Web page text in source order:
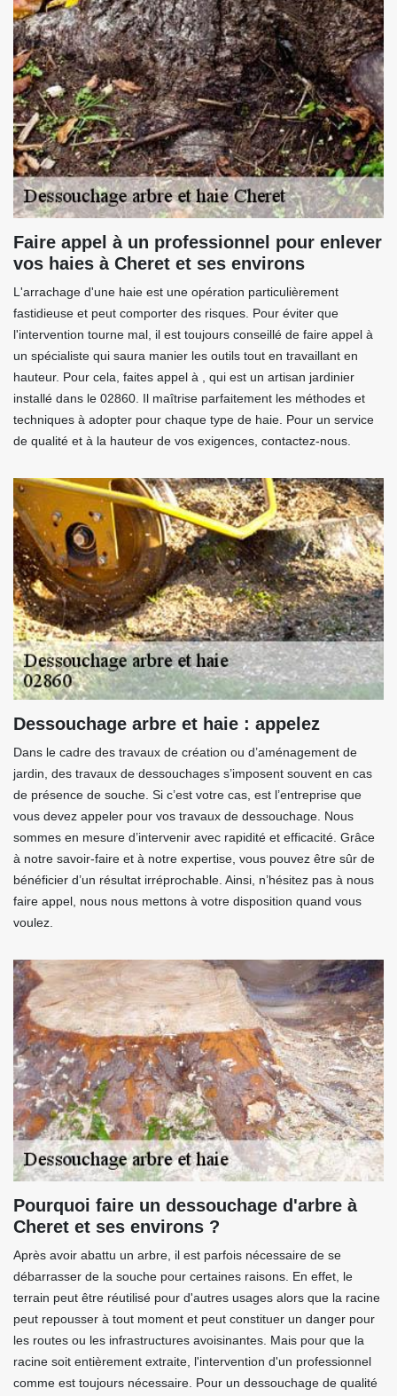
Faire appel à un professionnel pour enlever
vos haies à Cheret et ses environs
L'arrachage d'une haie est une opération particulièrement
fastidieuse et peut comporter des risques. Pour éviter que
l'intervention tourne mal, il est toujours conseillé de faire appel à
un spécialiste qui saura manier les outils tout en travaillant en
hauteur. Pour cela, faites appel à , qui est un artisan jardinier
installé dans le 02860. Il maîtrise parfaitement les méthodes et
techniques à adopter pour chaque type de haie. Pour un service
de qualité et à la hauteur de vos exigences, contactez-nous.
Dessouchage arbre et haie : appelez
Dans le cadre des travaux de création ou d’aménagement de
jardin, des travaux de dessouchages s’imposent souvent en cas
de présence de souche. Si c’est votre cas, est l’entreprise que
vous devez appeler pour vos travaux de dessouchage. Nous
sommes en mesure d’intervenir avec rapidité et efficacité. Grâce
à notre savoir-faire et à notre expertise, vous pouvez être sûr de
bénéficier d’un résultat irréprochable. Ainsi, n’hésitez pas à nous
faire appel, nous nous mettons à votre disposition quand vous
voulez.
Pourquoi faire un dessouchage d'arbre à
Cheret et ses environs ?
Après avoir abattu un arbre, il est parfois nécessaire de se
débarrasser de la souche pour certaines raisons. En effet, le
terrain peut être réutilisé pour d'autres usages alors que la racine
peut repousser à tout moment et peut constituer un danger pour
les routes ou les infrastructures avoisinantes. Mais pour que la
racine soit entièrement extraite, l'intervention d'un professionnel
comme est toujours nécessaire. Pour un dessouchage de qualité